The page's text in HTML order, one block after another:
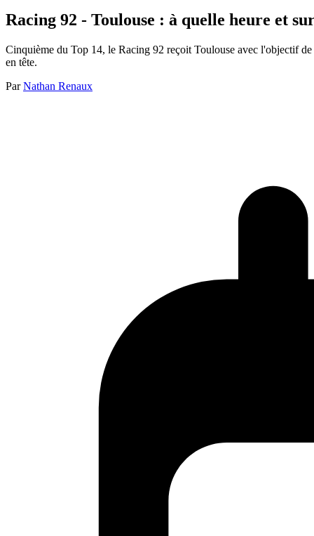
Racing 92 - Toulouse : à quelle heure et
Cinquième du Top 14, le Racing 92 reçoit Toulouse avec l'objectif
en tête.
Par Nathan Renaux